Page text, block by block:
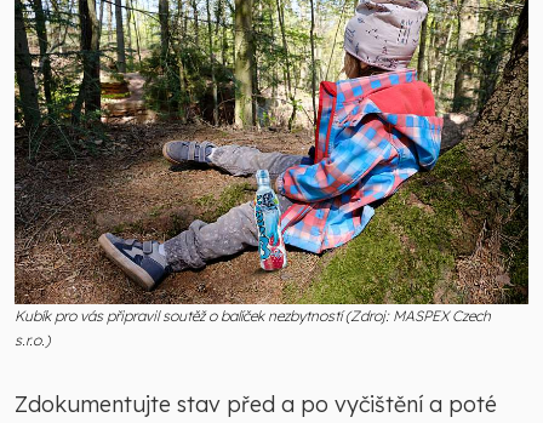
Kubík pro vás připravil soutěž o balíček nezbytností (Zdroj: MASPEX Czech
s.r.o.)
Zdokumentujte stav před a po vyčištění a poté